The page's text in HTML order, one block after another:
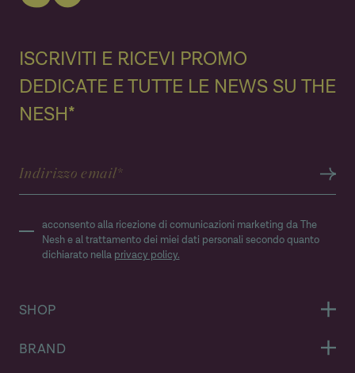
SHOP
BRAND
ISCRIVITI E RICEVI PROMO
DEDICATE E TUTTE LE NEWS SU THE
NESH*
acconsento alla ricezione di comunicazioni marketing da The
Nesh e al trattamento dei miei dati personali secondo quanto
dichiarato nella privacy policy.